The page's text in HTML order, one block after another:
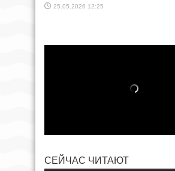
25.05.2026 12:25
СЕЙЧАС ЧИТАЮТ